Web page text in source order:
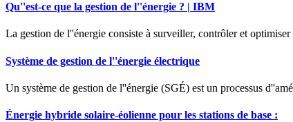
Qu''est-ce que la gestion de l''énergie ? | IBM
La gestion de l''énergie consiste à surveiller, contrôler et
Système de gestion de l''énergie électrique
Un système de gestion de l''énergie (SGÉ) est un processus
Énergie hybride solaire-éolienne pour les stations de base :